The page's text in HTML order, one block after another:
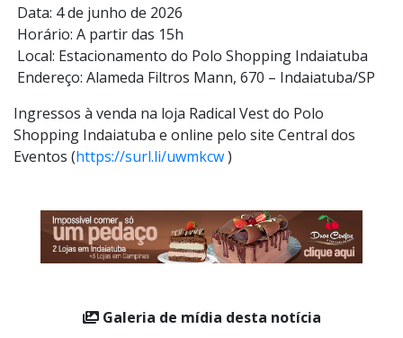
Serviço:
Show Sorriso Maroto em Indaiatuba
Data: 4 de junho de 2026
Horário: A partir das 15h
Local: Estacionamento do Polo Shopping Indaiatuba
Endereço: Alameda Filtros Mann, 670 – Indaiatuba/SP
Eventos (https://surl.li/uwmkcw)